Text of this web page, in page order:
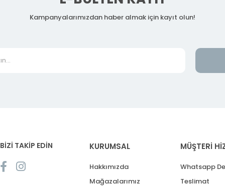
Kampanyalarımızdan haber almak için kayıt olun!
BİZİ TAKİP EDİN KURUMSAL
Hakkımızda
Mağazalarımız
MÜŞTERİ
Whatsapp
Teslimat